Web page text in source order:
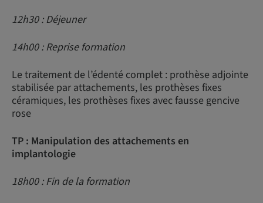
12h30 : Déjeuner
14h00 : Reprise formation
Le traitement de l’édenté complet : prothèse adjointe
stabilisée par attachements, les prothèses fixes
céramiques, les prothèses fixes avec fausse gencive
rose
TP : Manipulation des attachements en
implantologie
18h00 : Fin de la formation